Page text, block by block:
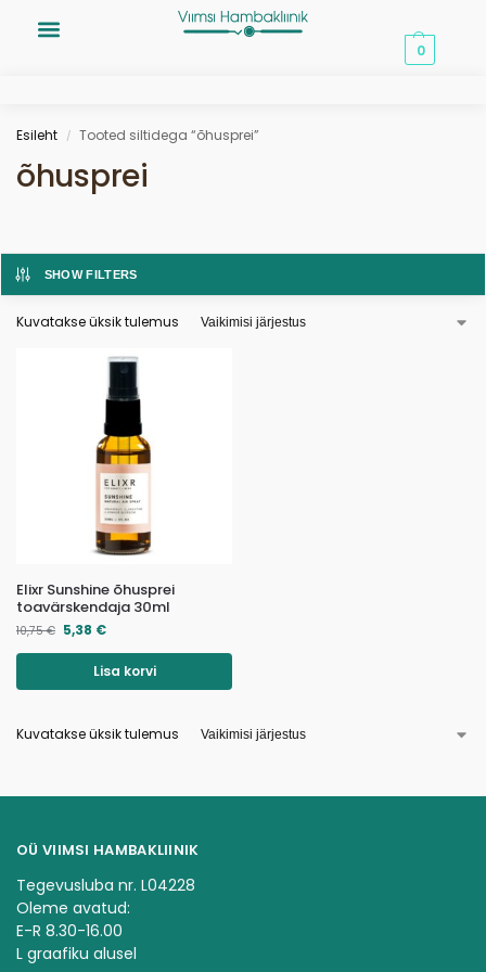
0
Esileht / Tooted siltidega “õhusprei”
õhusprei
SHOW FILTERS
Kuvatakse üksik tulemus
Elixr Sunshine õhusprei
toavärskendaja 30ml
10,75€ 5,38 €
Lisa korvi
Kuvatakse üksik tulemus
OÜ VIIMSI HAMBAKLIINIK
Tegevusluba nr. L04228
Oleme avatud:
E-R 8.30-16.00
L graafiku alusel